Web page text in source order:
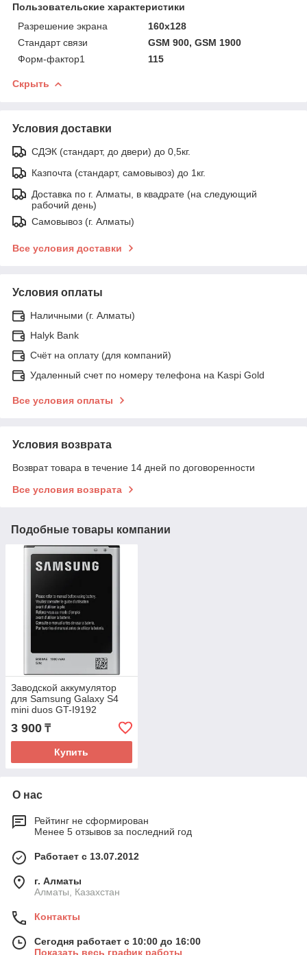
Пользовательские характеристики
Разрешение экрана
160x128
Стандарт связи
GSM 900, GSM 1900
Форм-фактор1
115
Скрыть
Условия доставки
СДЭК (стандарт, до двери) до 0,5кг.
Казпочта (стандарт, самовывоз) до 1кг.
Доставка по г. Алматы, в квадрате (на следующий
рабочий день)
Самовывоз (г. Алматы)
Все условия доставки
Условия оплаты
Наличными (г. Алматы)
Halyk Bank
Счёт на оплату (для компаний)
Удаленный счет по номеру телефона на Kaspi Gold
Все условия оплаты
Условия возврата
Возврат товара в течение 14 дней по договоренности
Все условия возврата
Подобные товары компании
Заводской аккумулятор
для Samsung Galaxy S4
mini duos GT-I9192
3 900 ₸
Купить
О нас
Рейтинг не сформирован
Менее 5 отзывов за последний год
Работает с 13.07.2012
г. Алматы
Алматы, Казахстан
Контакты
Сегодня работает с 10:00 до 16:00
Показать весь график работы